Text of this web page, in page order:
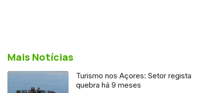
Mais Notícias
Turismo nos Açores: Setor regista
quebra há 9 meses